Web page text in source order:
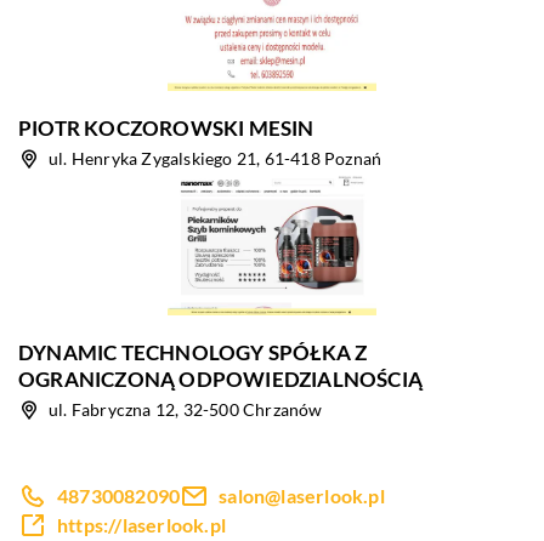
PIOTR KOCZOROWSKI MESIN
ul. Henryka Zygalskiego 21, 61-418 Poznań
DYNAMIC TECHNOLOGY SPÓŁKA Z
OGRANICZONĄ ODPOWIEDZIALNOŚCIĄ
ul. Fabryczna 12, 32-500 Chrzanów
48730082090
salon@laserlook.pl
https://laserlook.pl